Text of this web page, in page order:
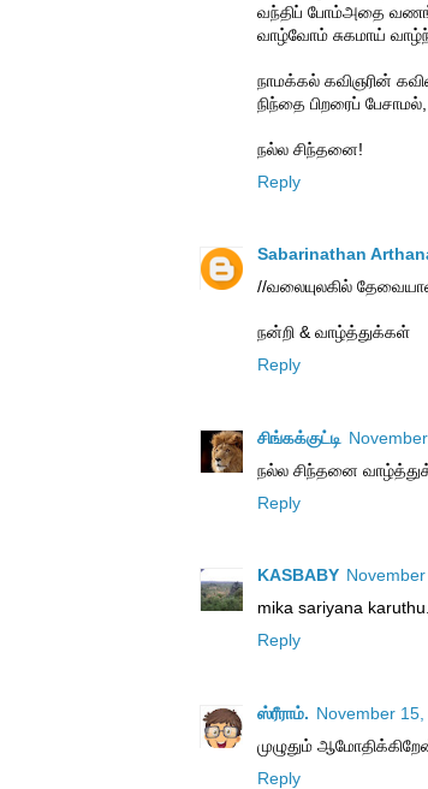
வந்திப் போம்அதை
வாழ்வோம் சுகமாய்
நாமக்கல் கவிஞரின்
நிந்தை பிறரைப்
நல்ல சிந்தனை!
Reply
Sabarinathan
//வலையுலகில்
நன்றி & வாழ்த்துக்கள்
Reply
சிங்கக்குட்டி
நல்ல சிந்தனை
Reply
KASBABY
mika sariyana
Reply
ஸ்ரீராம். November
முழுதும்
Reply